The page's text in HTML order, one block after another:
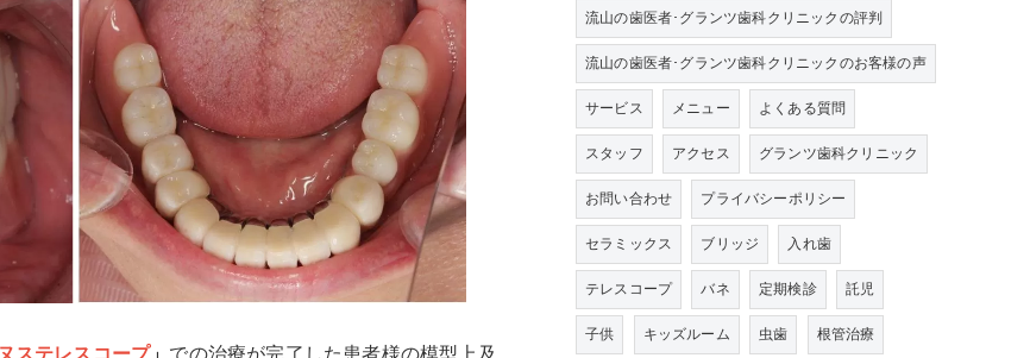
流山の歯医者･グランツ歯科クリニックの評判
流山の歯医者･グランツ歯科クリニックのお客様の声
サービス
メニュー
よくある質問
スタッフ
アクセス
グランツ歯科クリニック
お問い合わせ
プライバシーポリシー
セラミックス
ブリッジ
入れ歯
テレスコープ
バネ 定期検診
託児
子供
キッズルーム 虫歯
根管治療